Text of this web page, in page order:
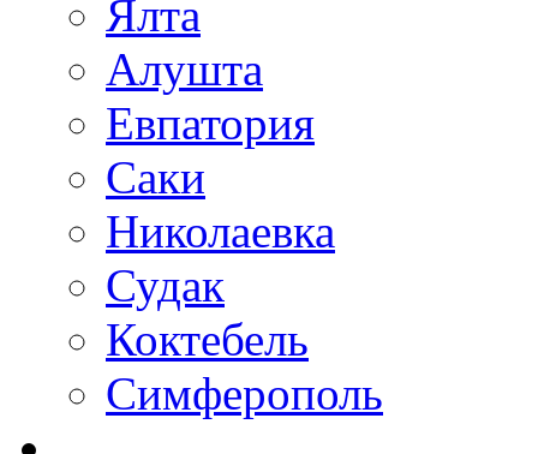
Ялта
Алушта
Евпатория
Саки
Николаевка
Судак
Коктебель
Симферополь